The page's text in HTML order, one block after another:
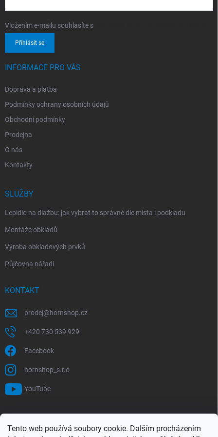
Tento web používá soubory cookie. Dalším procházením
Vložením e-mailu souhlasíte s
Přihlásit se
INFORMACE PRO VÁS
Doprava a platba
Podmínky ochrany osobních údajů
Obchodní podmínky
Prodejna
O nás
Kontakty
SLUŽBY
Lepidlo na dlažbu: jak vybrat to správné dle místa i podkladu
Montáže obkladů
Výroba obkladových prvků
Půjčovna nářadí
KONTAKT
prodej@hornshop.cz
+420 730 539 929
Facebook
hornshop_s.r.o
YouTube